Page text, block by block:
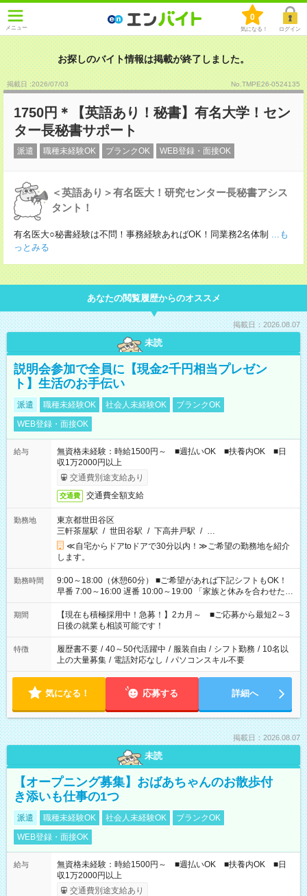
メニュー
0
気になる！ ログイン
お探しのバイト情報は掲載が終了しました。
掲載日 :2026/07/03 No.TMPE26-0524135
1750円＊【英語あり！秘書】有名大学！セン
ター長秘書サポート
派遣 職種未経験OK ブランクOK WEB登録・面接OK
＜英語あり＞有名医大！研究センター長秘書アシス
タント！
有名医大○秘書経験は不問！事務経験あればOK！同業務2名体制 ...も
っとみる
あなたの閲覧履歴からのオススメ
掲載日：2026.08.07
未読
説明会参加で全員に【現金2千円相当プレゼン
ト】生活のお手伝い
派遣 職種未経験OK 社会人未経験OK
ブランクOK
WEB登録・面接OK
給与
無資格未経験：時給1500円～ ■週払いOK ■扶養内OK ■日
収1万2000円以上
交通費別途支給あり
交通費 交通費全額支給
勤務地
東京都世田谷区
三軒茶屋駅 / 世田谷駅 / 下高井戸駅 / …
≪自宅からドアtoドアで30分以内！≫ご希望の勤務地を紹介
します。
勤務時間
9:00～18:00（休憩60分） ■ご希望があれば下記シフトもOK！
早番 7:00～16:00 遅番 10:00～19:00 「家族と休みを合わせた
い」 「余裕を持って夕飯の準備がしたい」 「できれば残業はし
たくない」 など、ご希望を教えてくださいね。 ※Wワーク希望
の方へ 今ご覧のお仕事で希望する勤務時間と、もう1つのお仕事
の勤務時間。 合計で週40時間を超える場合は応募できません。
期間
【現在も積極採用中！急募！】2カ月～ ■ご応募から最短2～3
日後の就業も相談可能です！
特徴 履歴書不要 / 40～50代活躍中 / 服装自由 / シフト勤務 / 10名以
上の大量募集 / 電話対応なし / パソコンスキル不要
気になる！ 応募する 詳細へ
掲載日：2026.08.07
未読
【オープニング募集】おばあちゃんのお散歩付
き添いも仕事の1つ
派遣 職種未経験OK 社会人未経験OK
ブランクOK
WEB登録・面接OK
給与
無資格未経験：時給1500円～ ■週払いOK ■扶養内OK ■日
収1万2000円以上
交通費別途支給あり